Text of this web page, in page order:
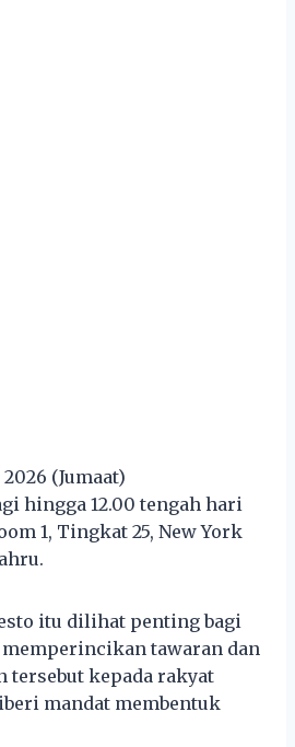
(Jumaat)
hingga 12.00 tengah hari
1, Tingkat 25, New York
itu dilihat penting bagi
tawaran dan
tersebut kepada rakyat
mandat membentuk